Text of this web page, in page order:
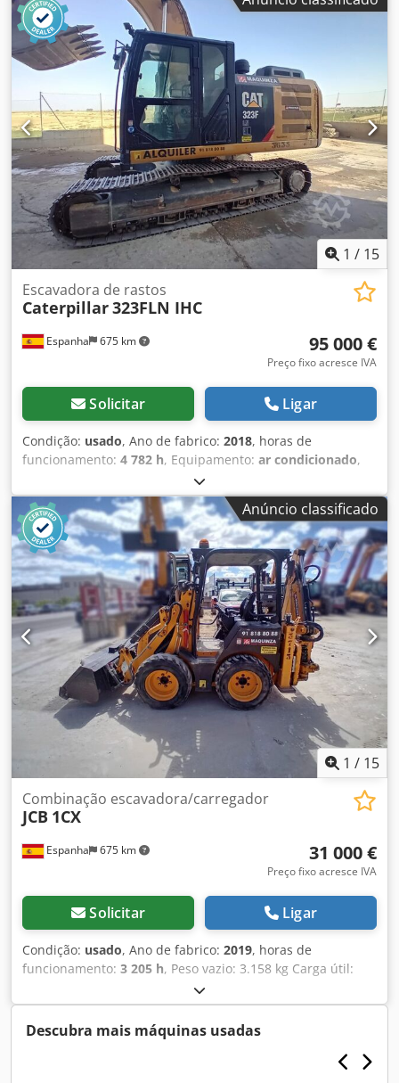
1 / 15
Espanha 675 km
Escavadora de rastos
Caterpillar323FLN IHC
95 000 €
Preço fixo acresce IVA
Solicitar Ligar
Condição: usado, Ano de fabrico: 2018, horas de
funcionamento: 4 782 h, Equipamento: ar condicionado,
Peso em vazio: 22.300 kg Dimensões (C x L x A): 957 x 255 x
308 cm Largura das lagartas: 50 cm Djdpfx Aajy Nct Ejiokr =
Outras opções e acessórios = - Ar condicionadoAnúncio classificado
1 / 15
Espanha 675 km
Combinação escavadora/carregador
JCB 1CX
31 000 €
Preço fixo acresce IVA
Solicitar Ligar
Condição: usado, Ano de fabrico: 2019, horas de
funcionamento: 3 205 h, Peso vazio: 3.158 kg Carga útil:
600 kg Peso bruto total: 3.758 kg Dimensões (C x L x A): 341
x 156 x 210 cm Dsdpfx Aaezb Nd Tsijkr
Descubra mais máquinas usadas